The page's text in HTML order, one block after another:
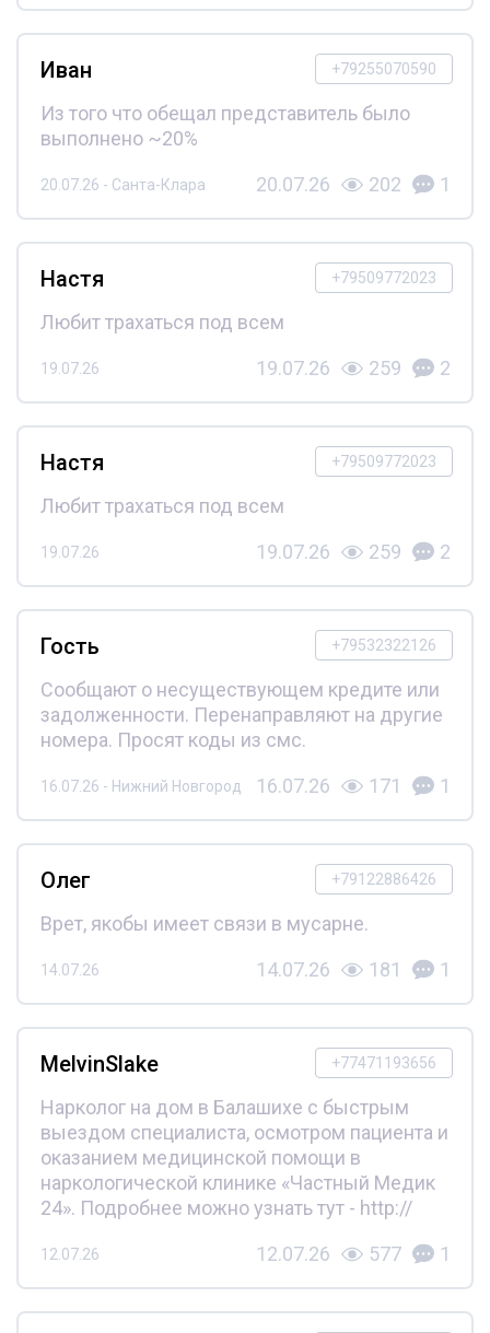
+79255070590
Иван
Из того что обещал представитель было
выполнено ~20%
20.07.26 - Санта-Клара 20.07.26 202 1
+79509772023
Настя
Любит трахаться под всем
19.07.26 19.07.26 259 2
+79509772023
Настя
Любит трахаться под всем
19.07.26 19.07.26 259 2
+79532322126
Гость
Сообщают о несуществующем кредите или
задолженности. Перенаправляют на другие
номера. Просят коды из смс.
16.07.26 - Нижний Новгород 16.07.26 171 1
+79122886426
Олег
Врет, якобы имеет связи в мусарне.
14.07.26 14.07.26 181 1
+77471193656
MelvinSlake
Нарколог на дом в Балашихе с быстрым
выездом специалиста, осмотром пациента и
оказанием медицинской помощи в
наркологической клинике «Частный Медик
24». Подробнее можно узнать тут - http://
12.07.26 12.07.26 577 1